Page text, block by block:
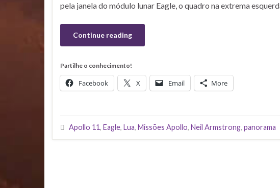
pela janela do módulo lunar Eagle, o quadro na extrema
Continue reading
Partilhe o conhecimento!
Facebook X Email More
Apollo 11, Eagle, Lua, Missões Apollo, Neil Armstrong, panorama